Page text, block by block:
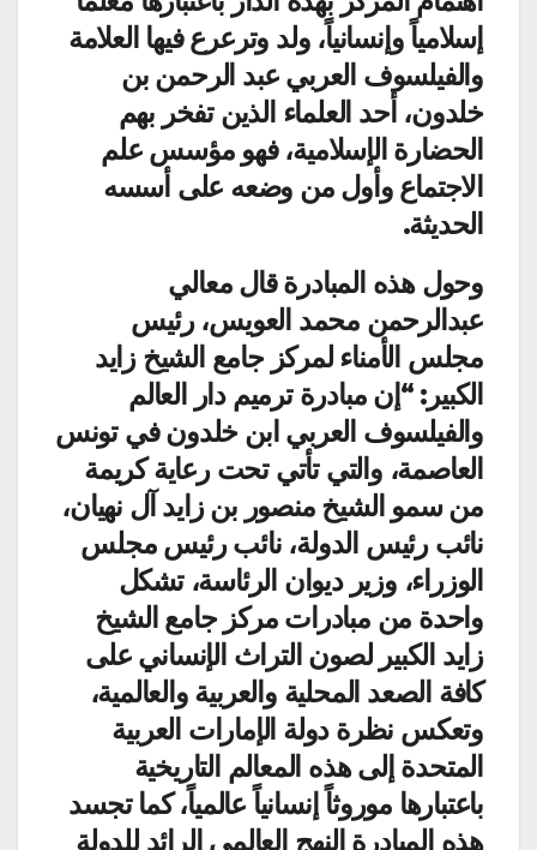
إسلامياً وإنسانياً، ولد وترعرع فيها العلامة
والفيلسوف العربي عبد الرحمن بن
خلدون، أحد العلماء الذين تفخر بهم
الحضارة الإسلامية، فهو مؤسس علم
الاجتماع وأول من وضعه على أسسه
الحديثة.
وحول هذه المبادرة قال معالي
عبدالرحمن محمد العويس، رئيس
مجلس الأمناء لمركز جامع الشيخ زايد
الكبير: “إن مبادرة ترميم دار العالم
والفيلسوف العربي ابن خلدون في تونس
العاصمة، والتي تأتي تحت رعاية كريمة
من سمو الشيخ منصور بن زايد آل نهيان،
نائب رئيس الدولة، نائب رئيس مجلس
الوزراء، وزير ديوان الرئاسة، تشكل
واحدة من مبادرات مركز جامع الشيخ
زايد الكبير لصون التراث الإنساني على
كافة الصعد المحلية والعربية والعالمية،
وتعكس نظرة دولة الإمارات العربية
المتحدة إلى هذه المعالم التاريخية
باعتبارها موروثاً إنسانياً عالمياً، كما تجسد
هذه المبادرة النهج العالمي الرائد للدولة